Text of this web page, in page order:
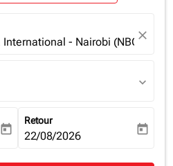
- Nairobi (NBO),
close
expand_more
aria-label
today
Retour
fc-booking-return-date-aria-
22/08/2026 today